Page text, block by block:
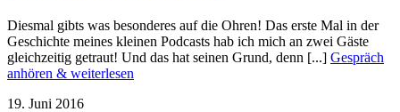
Diesmal gibts was besonderes auf die Ohren! Das erste Mal in der
Geschichte meines kleinen Podcasts hab ich mich an zwei Gäste
gleichzeitig getraut! Und das hat seinen Grund, denn [...] Gespräch
anhören & weiterlesen
19. Juni 2016